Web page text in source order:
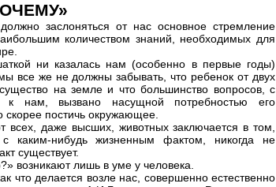
заслоняться от нас основное стремление
количеством знаний, необходимых для
ни казалась нам (особенно в первые годы)
все же не должны забывать, что ребенок от двух
на земле и что большинство вопросов, с
к нам, вызвано насущной потребностью его
скорее постичь окружающее.
всех, даже высших, животных заключается в том,
с каким-нибудь жизненным фактом, никогда не
существует.
возникают лишь в уме у человека.
что делается возле нас, совершенно естественно